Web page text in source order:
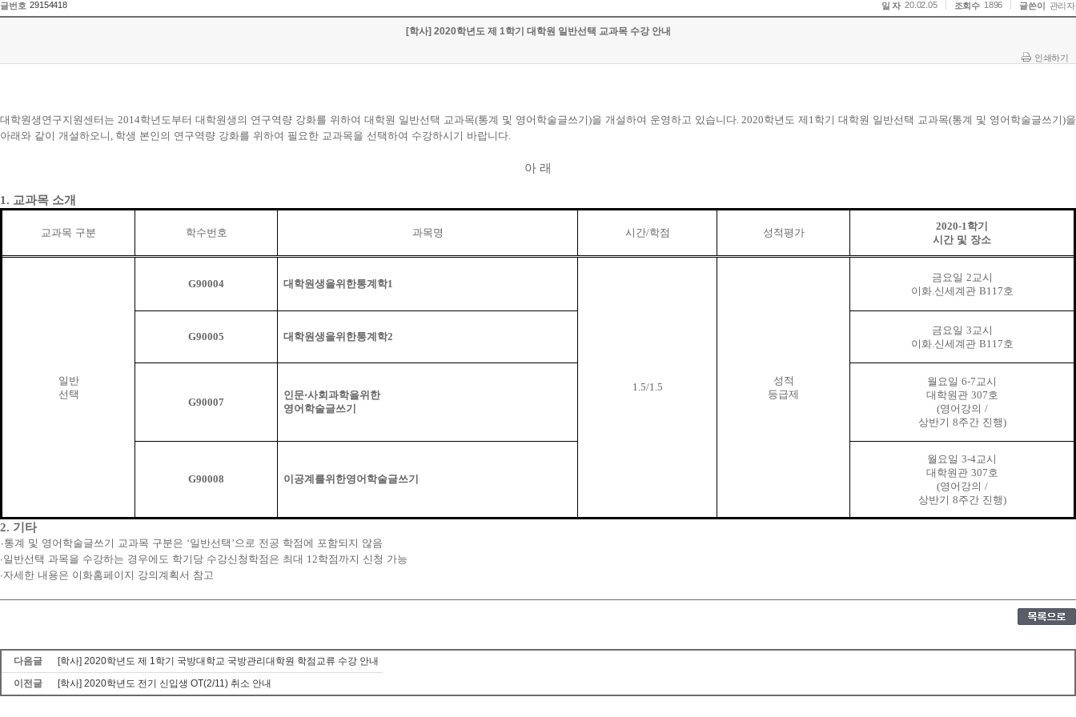
글번호 29154418 일 자 20.02.05 조회수 1896 글쓴이 관리자
[학사] 2020학년도 제 1학기 대학원 일반선택 교과목 수강 안내
인쇄하기
대학원생연구지원센터는 2014학년도부터 대학원생의 연구역량 강화를 위하여 대학원 일반선택 교과목(통계 및 영어학술글쓰기)을 개설하여 운영하고 있습니다. 2020학년도 제 1학기 대학원 일반선택 교과목(통계 및 영어학술글쓰기)을
아래와 같이 개설하오니 , 학생 본인의 연구역량 강화를 위하여 필요한 교과목을 선택하여 수강하시기 바랍니다.
아 래
1. 교과목 소개
교과목 구분 학수번호 과목명 시간/학점 성적평가
2020-1학기
시간 및 장소
일반
선택
G90004 대학원생을위한통계학1
1.5/1.5
성적
등급제
금요일 2교시
이화.신세계관 B117호
G90005 대학원생을위한통계학2
금요일 3교시
이화.신세계관 B117호
G90007
인문‧사회과학을위한
영어학술글쓰기
월요일 6-7교시
대학원관 307호
(영어강의 /
상반기 8주간 진행)
G90008 이공계를위한영어학술글쓰기
월요일 3-4교시
대학원관 307호
(영어강의 /
상반기 8주간 진행)
2. 기타
∙통계 및 영어학술글쓰기 교과목 구분은 ‘일반선택 ’으로 전공 학점에 포함되지 않음
∙일반선택 과목을 수강하는 경우에도 학기당 수강신청학점은 최대 12학점까지 신청 가능
∙자세한 내용은 이화홈페이지 강의계획서 참고
다음글
[학사] 2020학년도 제 1학기 국방대학교 국방관리대학원 학점교류 수강 안내
이전글
[학사] 2020학년도 전기 신입생 OT(2/11) 취소 안내